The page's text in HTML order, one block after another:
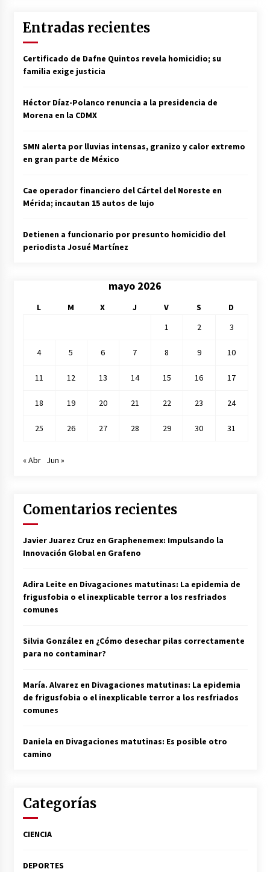
Entradas recientes
Certificado de Dafne Quintos revela homicidio; su
familia exige justicia
Héctor Díaz-Polanco renuncia a la presidencia de
Morena en la CDMX
SMN alerta por lluvias intensas, granizo y calor extremo
en gran parte de México
Cae operador financiero del Cártel del Noreste en
Mérida; incautan 15 autos de lujo
Detienen a funcionario por presunto homicidio del
periodista Josué Martínez
mayo 2026
L M X J V S
D
1
2 3
4 5 6 7 8 9 10
11 12 13 14 15 16 17
18 19 20 21 22 23 24
25 26 27 28 29 30 31
« Abr Jun »
Comentarios recientes
Javier Juarez Cruz en Graphenemex: Impulsando la
Innovación Global en Grafeno
Adira Leite en Divagaciones matutinas: La epidemia de
frigusfobia o el inexplicable terror a los resfriados
comunes
Silvia González en ¿Cómo desechar pilas correctamente
para no contaminar?
María. Alvarez en Divagaciones matutinas: La epidemia
de frigusfobia o el inexplicable terror a los resfriados
comunes
Daniela en Divagaciones matutinas: Es posible otro
camino
Categorías
CIENCIA
DEPORTES